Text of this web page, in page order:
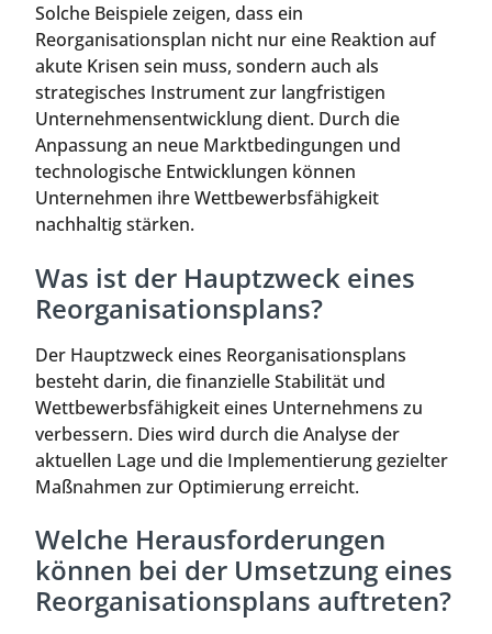
Solche Beispiele zeigen, dass ein
Reorganisationsplan nicht nur eine Reaktion auf
akute Krisen sein muss, sondern auch als
strategisches Instrument zur langfristigen
Unternehmensentwicklung dient. Durch die
Anpassung an neue Marktbedingungen und
technologische Entwicklungen können
Unternehmen ihre Wettbewerbsfähigkeit
nachhaltig stärken.
Was ist der Hauptzweck eines
Reorganisationsplans?
Der Hauptzweck eines Reorganisationsplans
besteht darin, die finanzielle Stabilität und
Wettbewerbsfähigkeit eines Unternehmens zu
verbessern. Dies wird durch die Analyse der
aktuellen Lage und die Implementierung gezielter
Maßnahmen zur Optimierung erreicht.
Welche Herausforderungen
können bei der Umsetzung eines
Reorganisationsplans auftreten?